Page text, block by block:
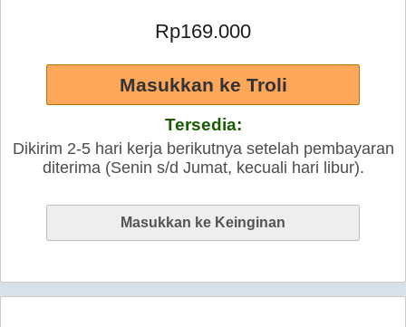
Rp169.000
Tersedia:
Dikirim 2-5 hari kerja berikutnya setelah pembayaran
diterima (Senin s/d Jumat, kecuali hari libur).